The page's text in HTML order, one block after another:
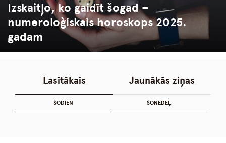
Izskaitļo, ko gaidīt šogad –
numeroloģiskais horoskops 2025.
gadam
Lasītākais
ŠODIEN ŠONEDĒĻ
Jaunākās ziņas